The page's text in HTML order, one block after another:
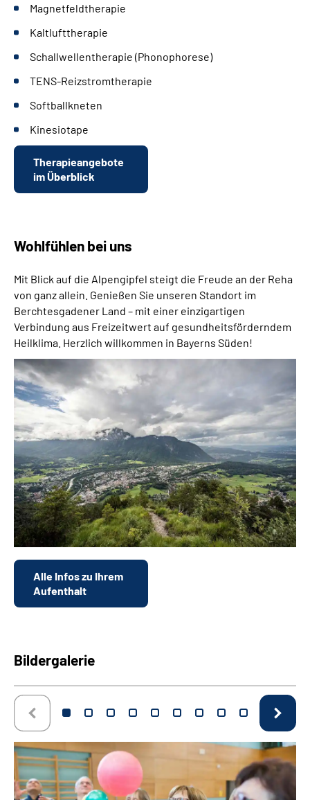
Magnetfeldtherapie
Kaltlufttherapie
Schallwellentherapie (Phonophorese)
TENS-Reizstromtherapie
Softballkneten
Kinesiotape
Therapieangebote
im Überblick
Wohlfühlen bei uns
Mit Blick auf die Alpengipfel steigt die Freude an der Reha
von ganz allein. Genießen Sie unseren Standort im
Berchtesgadener Land – mit einer einzigartigen
Verbindung aus Freizeitwert auf gesundheitsförderndem
Heilklima. Herzlich willkommen in Bayerns Süden!
Alle Infos zu Ihrem
Aufenthalt
Bildergalerie